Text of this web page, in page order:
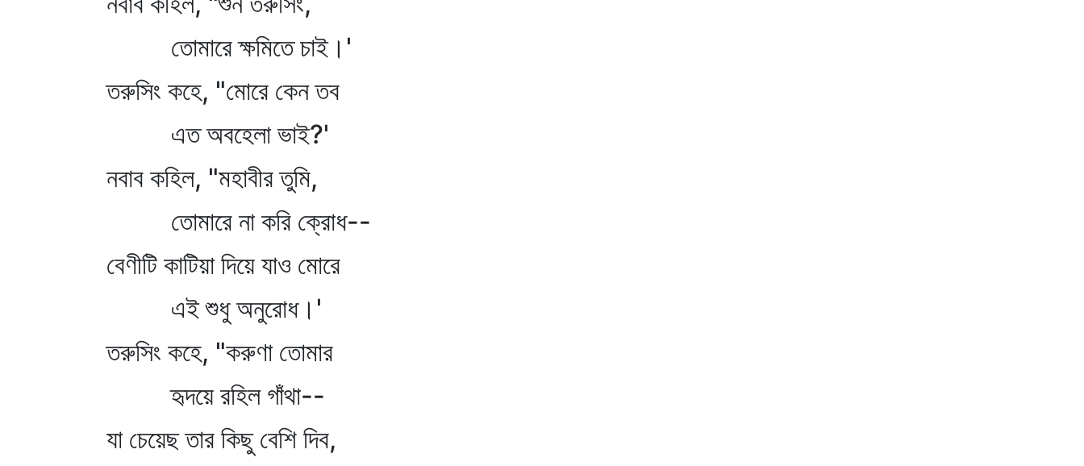
তোমারে ক্ষমিতে চাই।'
তরুসিং কহে, "মোরে কেন তব
এত অবহেলা ভাই?'
নবাব কহিল, "মহাবীর তুমি,
তোমারে না করি ক্রোধ--
বেণীটি কাটিয়া দিয়ে যাও মোরে
এই শুধু অনুরোধ।'
তরুসিং কহে, "করুণা তোমার
হৃদয়ে রহিল গাঁথা--
যা চেয়েছ তার কিছু বেশি দিব,